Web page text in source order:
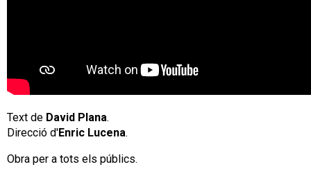
Text de David Plana.
Direcció d'Enric Lucena.
Obra per a tots els públics.